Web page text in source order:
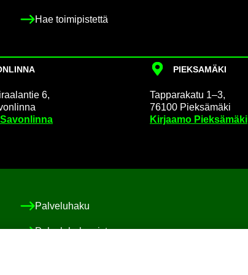
Hae toi­mi­pis­tet­tä
6,
PIEK­SA­MÄ­KI
Tap­pa­ra­ka­tu 1–3,
76100 Piek­sä­mä­ki
Kir­jaa­mo Piek­sä­mä­ki
Pal­ve­lu­ha­ku
Pal­ve­lu­ha­ke­mis­to